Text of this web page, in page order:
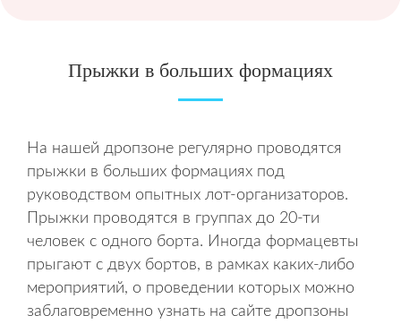
Прыжки в больших формациях
На нашей дропзоне регулярно проводятся
прыжки в больших формациях под
руководством опытных лот-организаторов.
Прыжки проводятся в группах до 20-ти
человек с одного борта. Иногда формацевты
прыгают с двух бортов, в рамках каких-либо
мероприятий, о проведении которых можно
заблаговременно узнать на сайте дропзоны